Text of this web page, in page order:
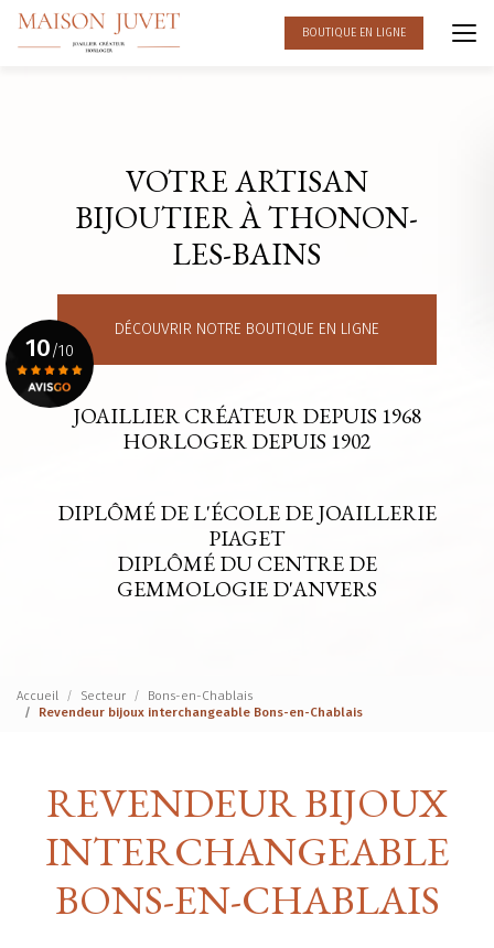
Aller
contenu
BOUTIQUE EN LIGNE
VOTRE ARTISAN
BIJOUTIER À THONON-
LES-BAINS
DÉCOUVRIR NOTRE BOUTIQUE EN LIGNE
JOAILLIER CRÉATEUR DEPUIS 1968
HORLOGER DEPUIS 1902
DIPLÔMÉ DE L'ÉCOLE DE JOAILLERIE
PIAGET
DIPLÔMÉ DU CENTRE DE
GEMMOLOGIE D'ANVERS
10/10
Voir le certificat
Accueil Secteur
Bons-en-Chablais
Revendeur bijoux interchangeable Bons-en-Chablais
REVENDEUR BIJOUX
INTERCHANGEABLE
BONS-EN-CHABLAIS